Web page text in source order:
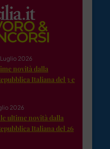
2026
novità dalla
Italiana del 3 e
2026
ultime novità dalla
Italiana del 26